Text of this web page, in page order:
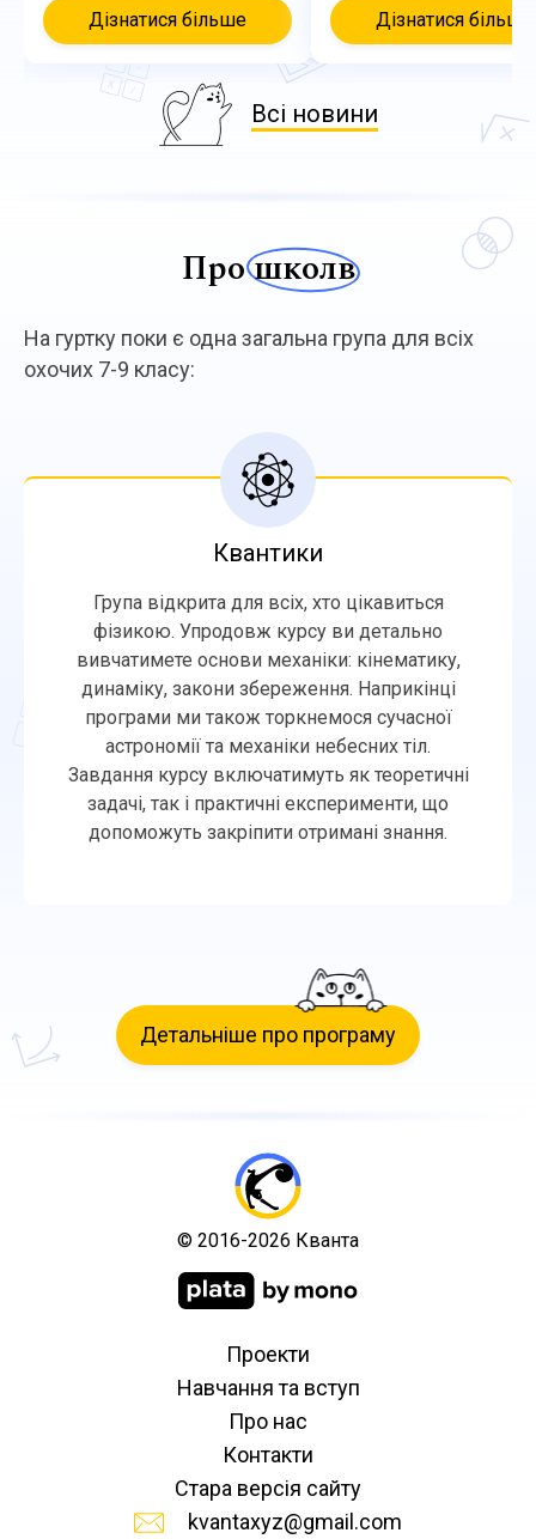
Дізнатися більше Дізнатися більше
Всі новини
Прошколв
На гуртку поки є одна загальна група для всіх
охочих 7-9 класу:
Квантики
Група відкрита для всіх, хто цікавиться
фізикою. Упродовж курсу ви детально
вивчатимете основи механіки: кінематику,
динаміку, закони збереження. Наприкінці
програми ми також торкнемося сучасної
астрономії та механіки небесних тіл.
Завдання курсу включатимуть як теоретичні
задачі, так і практичні експерименти, що
допоможуть закріпити отримані знання.
Детальніше про програму
© 2016-2026 Кванта
Проекти
Навчання та вступ
Про нас
Контакти
Стара версія сайту
kvantaxyz@gmail.com